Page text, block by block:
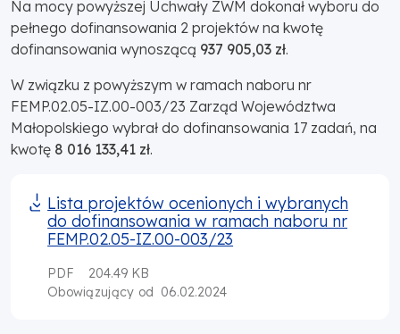
Na mocy powyższej Uchwały ZWM dokonał wyboru do
pełnego dofinansowania 2 projektów na kwotę
dofinansowania wynoszącą 937 905,03 zł.
W związku z powyższym w ramach naboru nr
FEMP.02.05-IZ.00-003/23 Zarząd Województwa
Małopolskiego wybrał do dofinansowania 17 zadań, na
kwotę 8 016 133,41 zł.
Lista projektów ocenionych i wybranych
do dofinansowania w ramach naboru nr
FEMP.02.05-IZ.00-003/23
PDF
204.49 KB
Obowiązujący od 06.02.2024